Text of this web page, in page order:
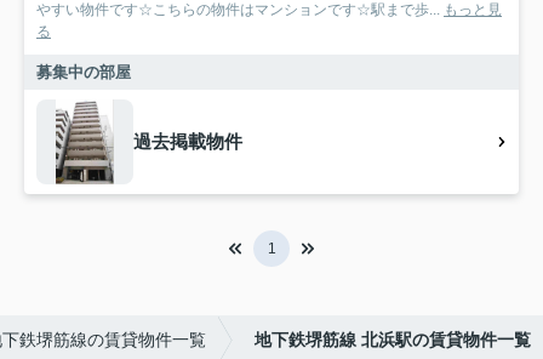
やすい物件です☆こちらの物件はマンションです☆駅まで歩... もっと見
る
募集中の部屋
過去掲載物件
1
鉄堺筋線の賃貸物件一覧 地下鉄堺筋線 北浜駅の賃貸物件一覧